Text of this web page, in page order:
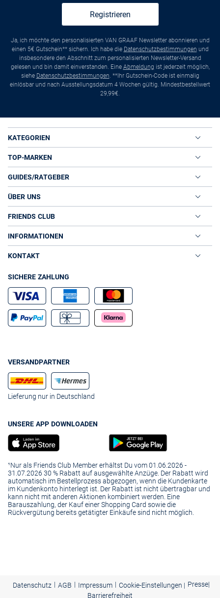
Registrieren
Ja, ich möchte den personalisierten VAN GRAAF Newsletter abonnieren und
einen 5€ Gutschein** sichern. Ich habe die Datenschutzbestimmungen und
insbesondere den Abschnitt zum personalisierten Newsletter-Versand
gelesen und bin damit einverstanden. Eine Abmeldung ist jederzeit möglich,
siehe Datenschutzbestimmungen. **Ihr Gutschein-Code ist einmalig
einlösbar und nach Ausstellungsdatum 4 Wochen gültig. Mindestbestellwert
29,99€.
KATEGORIEN
TOP-MARKEN
GUIDES/RATGEBER
ÜBER UNS
FRIENDS CLUB
INFORMATIONEN
KONTAKT
SICHERE ZAHLUNG
VERSANDPARTNER
Lieferung nur in Deutschland
UNSERE APP DOWNLOADEN
¹Nur als Friends Club Member erhältst Du vom 01.06.2026 -
31.07.2026 30 % Rabatt auf ausgewählte Anzüge. Der Rabatt wird
automatisch im Bestellprozess abgezogen, wenn die Kundenkarte
im Kundenkonto hinterlegt ist. Der Rabatt ist nicht übertragbar und
kann nicht mit anderen Aktionen kombiniert werden. Eine
Barauszahlung, der Kauf einer Shopping Card sowie die
Rückvergütung bereits getätigter Einkäufe sind nicht möglich.
Datenschutz | AGB | Impressum | Cookie-Einstellungen | Presse|
Barrierefreiheit